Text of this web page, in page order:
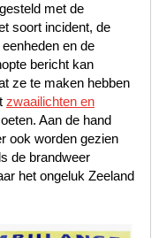
met de
soort incident, de
en de
bericht kan
ze te maken hebben
zwaailichten en
Aan de hand
ook worden gezien
de brandweer
het ongeluk Zeeland